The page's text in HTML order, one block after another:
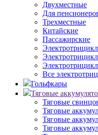
Двухместные
Для
Трехместные
Китайские
Пассажирские
Все
Гольфкары
Тяговые
Тяговые
Тяговые
Тяговые
Тяговые